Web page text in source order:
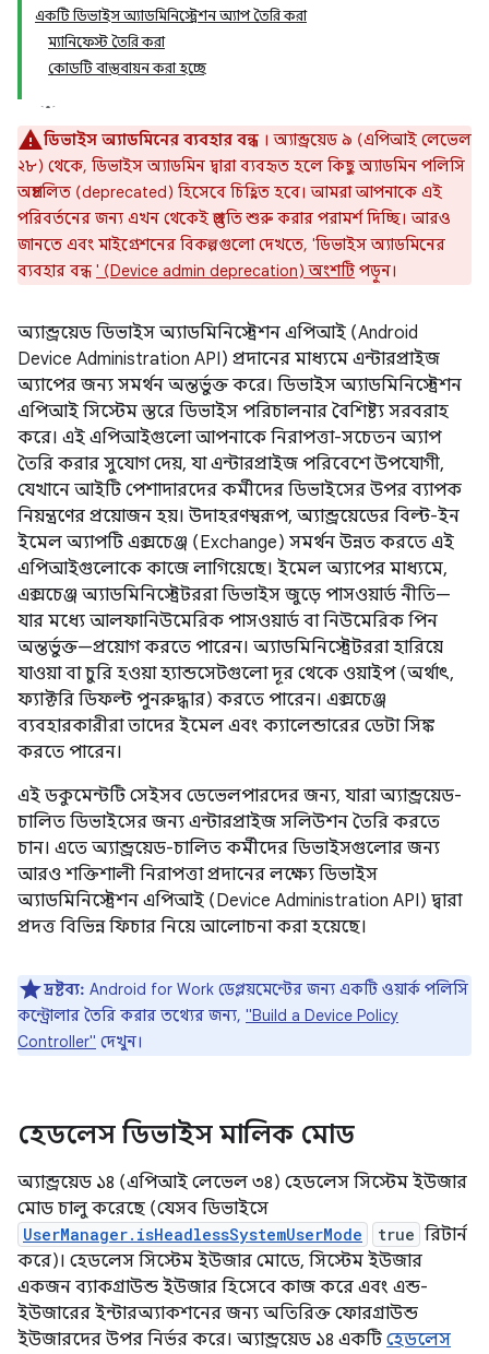
একটি ডিভাইস অ্যাডমিনিস্ট্রেশন অ্যাপ তৈরি করা
ম্যানিফেস্ট তৈরি করা
কোডটি বাস্তবায়ন করা হচ্ছে
ডিভাইস অ্যাডমিনের ব্যবহার বন্ধ । অ্যান্ড্রয়েড ৯ (এপিআই লেভেল
২৮) থেকে, ডিভাইস অ্যাডমিন দ্বারা ব্যবহৃত হলে কিছু অ্যাডমিন পলিসি
অপ্রচলিত (deprecated) হিসেবে চিহ্নিত হবে। আমরা আপনাকে এই
পরিবর্তনের জন্য এখন থেকেই প্রস্তুতি শুরু করার পরামর্শ দিচ্ছি। আরও
জানতে এবং মাইগ্রেশনের বিকল্পগুলো দেখতে, 'ডিভাইস অ্যাডমিনের
ব্যবহার বন্ধ ' (Device admin deprecation) অংশটি পড়ুন।
অ্যান্ড্রয়েড ডিভাইস অ্যাডমিনিস্ট্রেশন এপিআই (Android
Device Administration API) প্রদানের মাধ্যমে এন্টারপ্রাইজ
অ্যাপের জন্য সমর্থন অন্তর্ভুক্ত করে। ডিভাইস অ্যাডমিনিস্ট্রেশন
এপিআই সিস্টেম স্তরে ডিভাইস পরিচালনার বৈশিষ্ট্য সরবরাহ
করে। এই এপিআইগুলো আপনাকে নিরাপত্তা-সচেতন অ্যাপ
তৈরি করার সুযোগ দেয়, যা এন্টারপ্রাইজ পরিবেশে উপযোগী,
যেখানে আইটি পেশাদারদের কর্মীদের ডিভাইসের উপর ব্যাপক
নিয়ন্ত্রণের প্রয়োজন হয়। উদাহরণস্বরূপ, অ্যান্ড্রয়েডের বিল্ট-ইন
ইমেল অ্যাপটি এক্সচেঞ্জ (Exchange) সমর্থন উন্নত করতে এই
এপিআইগুলোকে কাজে লাগিয়েছে। ইমেল অ্যাপের মাধ্যমে,
এক্সচেঞ্জ অ্যাডমিনিস্ট্রেটররা ডিভাইস জুড়ে পাসওয়ার্ড নীতি—
যার মধ্যে আলফানিউমেরিক পাসওয়ার্ড বা নিউমেরিক পিন
অন্তর্ভুক্ত—প্রয়োগ করতে পারেন। অ্যাডমিনিস্ট্রেটররা হারিয়ে
যাওয়া বা চুরি হওয়া হ্যান্ডসেটগুলো দূর থেকে ওয়াইপ (অর্থাৎ,
ফ্যাক্টরি ডিফল্ট পুনরুদ্ধার) করতে পারেন। এক্সচেঞ্জ
ব্যবহারকারীরা তাদের ইমেল এবং ক্যালেন্ডারের ডেটা সিঙ্ক
করতে পারেন।
এই ডকুমেন্টটি সেইসব ডেভেলপারদের জন্য, যারা অ্যান্ড্রয়েড-
চালিত ডিভাইসের জন্য এন্টারপ্রাইজ সলিউশন তৈরি করতে
চান। এতে অ্যান্ড্রয়েড-চালিত কর্মীদের ডিভাইসগুলোর জন্য
আরও শক্তিশালী নিরাপত্তা প্রদানের লক্ষ্যে ডিভাইস
অ্যাডমিনিস্ট্রেশন এপিআই (Device Administration API) দ্বারা
প্রদত্ত বিভিন্ন ফিচার নিয়ে আলোচনা করা হয়েছে।
দ্রষ্টব্য: Android for Work ডেপ্লয়মেন্টের জন্য একটি ওয়ার্ক পলিসি
কন্ট্রোলার তৈরি করার তথ্যের জন্য, "Build a Device Policy
Controller" দেখুন।
হেডলেস ডিভাইস মালিক মোড
অ্যান্ড্রয়েড ১৪ (এপিআই লেভেল ৩৪) হেডলেস সিস্টেম ইউজার
মোড চালু করেছে (যেসব ডিভাইসে
UserManager.isHeadlessSystemUserMode true রিটার্ন
করে)। হেডলেস সিস্টেম ইউজার মোডে, সিস্টেম ইউজার
একজন ব্যাকগ্রাউন্ড ইউজার হিসেবে কাজ করে এবং এন্ড-
ইউজারের ইন্টারঅ্যাকশনের জন্য অতিরিক্ত ফোরগ্রাউন্ড
ইউজারদের উপর নির্ভর করে। অ্যান্ড্রয়েড ১৪ একটি হেডলেস